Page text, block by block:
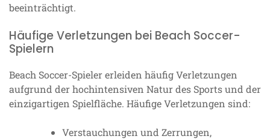
beeinträchtigt.
Häufige Verletzungen bei Beach Soccer-
Spielern
Beach Soccer-Spieler erleiden häufig Verletzungen
aufgrund der hochintensiven Natur des Sports und der
einzigartigen Spielfläche. Häufige Verletzungen sind:
Verstauchungen und Zerrungen,